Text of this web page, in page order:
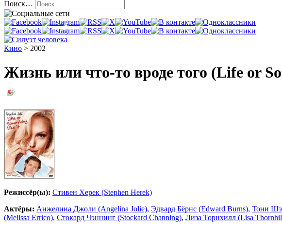
Поиск…
Кино > 2002
Жизнь или что-то вроде того (Life or
Режиссёр(ы): Стивен Херек (Stephen Herek)
Актёры: Анжелина Джоли (Angelina Jolie), Эдвард Бёрнс (Edward Burns), Тони
(Melissa Errico), Стокард Чэннинг (Stockard Channing), Лиза Торнхилл (Lisa